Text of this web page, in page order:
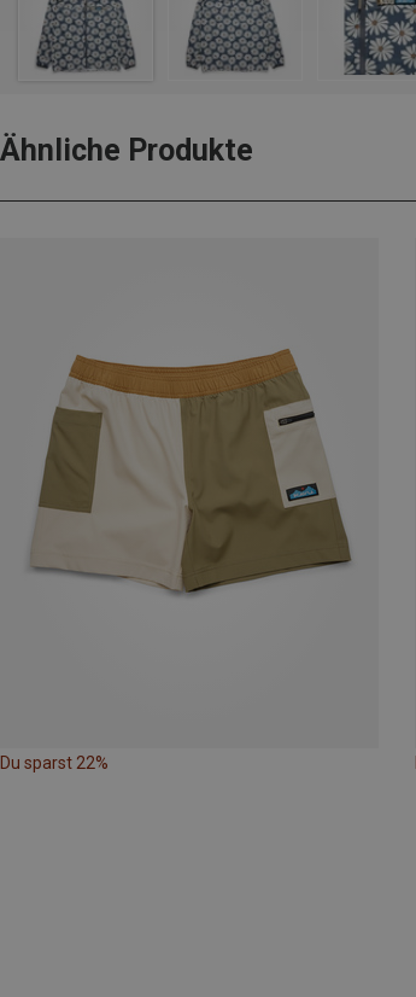
Ähnliche Produkte
Du sparst 22%